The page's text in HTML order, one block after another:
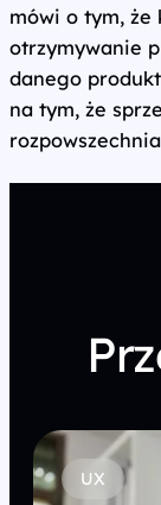
mówi o tym, że
otrzymywanie
danego
na tym, że
UX